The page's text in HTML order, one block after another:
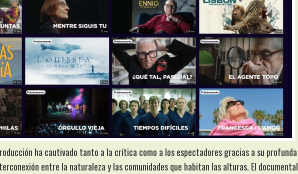
ha cautivado tanto a la crítica como a los espectadores gracias a su profunda
entre la naturaleza y las comunidades que habitan las alturas. El documental